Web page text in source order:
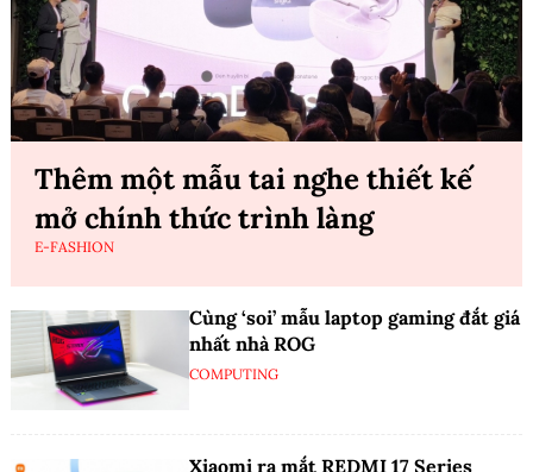
Thêm một mẫu tai nghe thiết kế
mở chính thức trình làng
E-FASHION
Cùng ‘soi’ mẫu laptop gaming đắt giá
nhất nhà ROG
COMPUTING
Xiaomi ra mắt REDMI 17 Series